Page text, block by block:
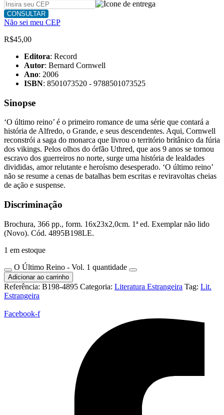
CONSULTAR
Não sei meu CEP
R$45,00
Editora: Record
Autor: Bernard Cornwell
Ano: 2006
ISBN: 8501073520 - 9788501073525
Sinopse
‘O último reino’ é o primeiro romance de uma série que contará a
história de Alfredo, o Grande, e seus descendentes. Aqui, Cornwell
reconstrói a saga do monarca que livrou o território britânico da fúria
dos vikings. Pelos olhos do órfão Uthred, que aos 9 anos se tornou
escravo dos guerreiros no norte, surge uma história de lealdades
divididas, amor relutante e heroísmo desesperado. ‘O último reino’
não se resume a cenas de batalhas bem escritas e reviravoltas cheias
de ação e suspense.
Discriminação
Brochura, 366 pp., form. 16x23x2,0cm. 1ª ed. Exemplar não lido
(Novo). Cód. 4895B198LE.
1 em estoque
O Último Reino - Vol. 1 quantidade
Adicionar ao carrinho
Referência: B198-4895 Categoria: Literatura Estrangeira Tag: Lit.
Estrangeira
Facebook-f